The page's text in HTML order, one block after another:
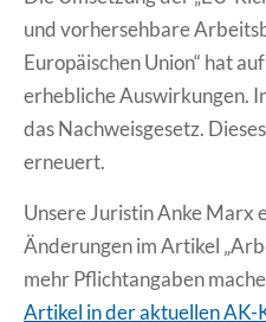
und vorhersehbare
Europäischen Union“ hat
erhebliche Auswirkungen.
das Nachweisgesetz.
erneuert.
Unsere Juristin Anke Marx
Änderungen im Artikel
mehr Pflichtangaben
Artikel in der aktuellen AK-